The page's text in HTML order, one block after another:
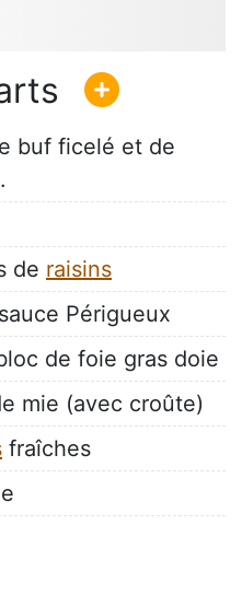
buf ficelé et de
de raisins
Périgueux
de foie gras doie
mie (avec croûte)
fraîches